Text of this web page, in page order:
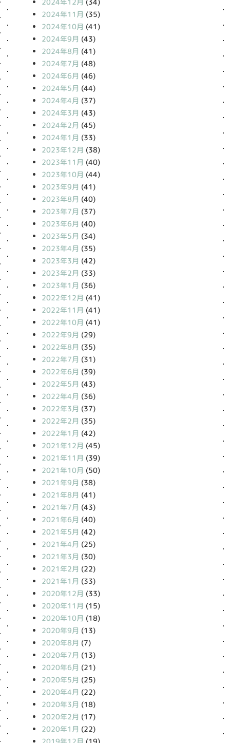
2024年11月 (35)
2024年10月 (41)
2024年9月 (43)
2024年8月 (41)
2024年7月 (48)
2024年6月 (46)
2024年5月 (44)
2024年4月 (37)
2024年3月 (43)
2024年2月 (45)
2024年1月 (33)
2023年12月 (38)
2023年11月 (40)
2023年10月 (44)
2023年9月 (41)
2023年8月 (40)
2023年7月 (37)
2023年6月 (40)
2023年5月 (34)
2023年4月 (35)
2023年3月 (42)
2023年2月 (33)
2023年1月 (36)
2022年12月 (41)
2022年11月 (41)
2022年10月 (41)
2022年9月 (29)
2022年8月 (35)
2022年7月 (31)
2022年6月 (39)
2022年5月 (43)
2022年4月 (36)
2022年3月 (37)
2022年2月 (35)
2022年1月 (42)
2021年12月 (45)
2021年11月 (39)
2021年10月 (50)
2021年9月 (38)
2021年8月 (41)
2021年7月 (43)
2021年6月 (40)
2021年5月 (42)
2021年4月 (25)
2021年3月 (30)
2021年2月 (22)
2021年1月 (33)
2020年12月 (33)
2020年11月 (15)
2020年10月 (18)
2020年9月 (13)
2020年8月 (7)
2020年7月 (13)
2020年6月 (21)
2020年5月 (25)
2020年4月 (22)
2020年3月 (18)
2020年2月 (17)
2020年1月 (22)